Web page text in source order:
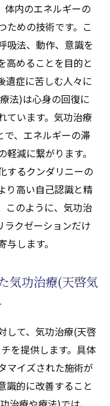
するクンダリニー
化するクンダリ
化するチャクラ
療法)で天啓気功治
活性化する方法
化するチャクラ
クニック
化するクンダリ
で後遺症を改善
療(天啓気功治療
治療(天啓気功治
内のエネルギーの
ための技術です。こ
吸法、動作、意識を
高めることを目的と
遺症に苦しむ人々に
法)は心身の回復に
ています。気功治療
、エネルギーの滞
減に繋がります。
するクンダリニーの
り高い自己認識と精
このように、気功治
クゼーションだけ
します。
気功治療(天啓気
して、気功治療(天啓
を提供します。具体
マイズされた施術が
識的に改善すること